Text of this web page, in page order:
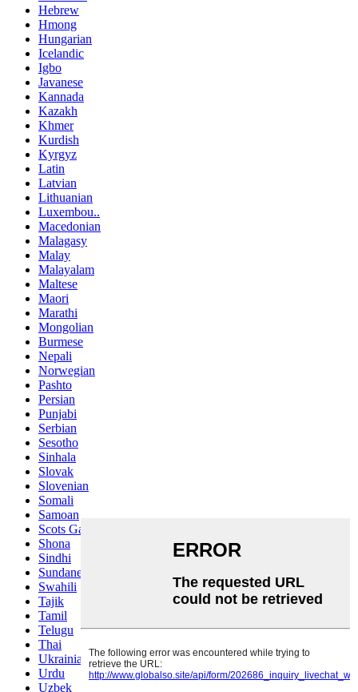
Hebrew
Hmong
Hungarian
Icelandic
Igbo
Javanese
Kannada
Kazakh
Khmer
Kurdish
Kyrgyz
Latin
Latvian
Lithuanian
Luxembou..
Macedonian
Malagasy
Malay
Malayalam
Maltese
Maori
Marathi
Mongolian
Burmese
Nepali
Norwegian
Pashto
Persian
Punjabi
Serbian
Sesotho
Sinhala
Slovak
Slovenian
Somali
Samoan
Scots Gaelic
Shona
Sindhi
Sundanese
Swahili
Tajik
Tamil
Telugu
Thai
Ukrainian
Urdu
Uzbek